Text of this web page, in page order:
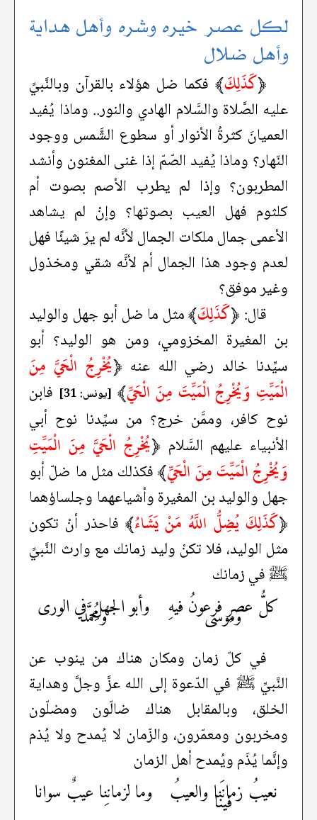
لكل عصر خيره وشره وأهل هداية
وأهل ضلال
﴿كَذَلِكَ﴾ فكما ضل هؤلاء بالقرآن وبالنَّبيِّ
عليه الصَّلاة والسَّلام الهادي والنور.. وماذا يُفيد
العميانَ كثرةُ الأنوار أو سطوع الشَّمس ووجود
النّهار؟ وماذا يُفيد الصّمّ إذا غنى المغنون وأنشد
المطربون؟ وإذا لم يطرب الأصم بصوت أم
كلثوم فهل العيب بصوتها؟ وإنْ لم يشاهد
الأعمى جمال ملكات الجمال لأنَّه لم يرَ شيئًا فهل
لعدم وجود هذا الجمال أم لأنَّه شقي ومخذول
وغير موفق؟
قال: ﴿كَذَلِكَ﴾مثل ما ضل أبو جهل والوليد
بن المغيرة المخزومي، ومن هو الوليد؟ أبو
سيِّدنا خالد رضي الله عنه ﴿يُخْرِجُ الْحَيَّ مِنَ
الْمَيِّتِ وَيُخْرِجُ الْمَيِّتَ مِنَ الْحَيِّ﴾ [يونس: 31]
فابن
نوح كافر، وممَّن خرج؟ من سيِّدنا نوح أبي
الأنبياء عليهم السَّلام ﴿يُخْرِجُ الْحَيَّ مِنَ الْمَيِّتِ
وَيُخْرِجُ الْمَيِّتَ مِنَ الْحَيِّ﴾فكذلك مثل ما ضلّ أبو
جهل والوليد بن المغيرة وأشياعهما وجلساؤهما
﴿كَذَلِكَ يُضِلُّ اللَّهُ مَنْ يَشَاءُ﴾ فاحذر أنْ تكون
مثل الوليد، فلا تكنْ وليد زمانك مع وارث النَّبيِّ
ﷺ في زمانك
كلُّ عصرٍ فرعونُ فيهِ
وموسى وأبو الجهلِ في الورى
ومُحمَّد
في كلّ زمان ومكان هناك من ينوب عن
النَّبيِّ ﷺ في الدّعوة إلى الله عزَّ وجلَّ وهداية
الخلق، وبالمقابل هناك ضالّون ومضلّون
ومخربون ومعمّرون، والزّمان لا يُمدح ولا يُذم
وإنَّما يُذَم ويُمدح أهل الزمان
نعيبُ زمانَنا والعيبُ
فينا وما لزمانِنا عيبٌ سوانا